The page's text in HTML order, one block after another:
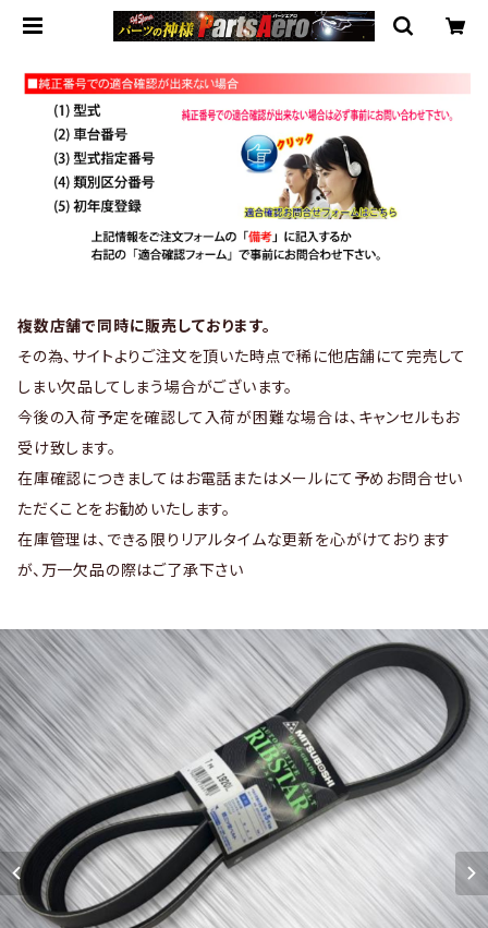
複数店舗で同時に販売しております。
その為、サイトよりご注文を頂いた時点で稀に他店舗にて完売して
しまい欠品してしまう場合がございます。
今後の入荷予定を確認して入荷が困難な場合は、キャンセルもお
受け致します。
在庫確認につきましてはお電話またはメールにて予めお問合せい
ただくことをお勧めいたします。
在庫管理は、できる限りリアルタイムな更新を心がけております
が、万一欠品の際はご了承下さい